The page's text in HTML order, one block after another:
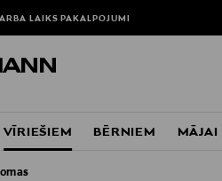
LAIKSPAKALPOJUMI
VĪRIEŠIEM BĒRNIEM MĀJAI